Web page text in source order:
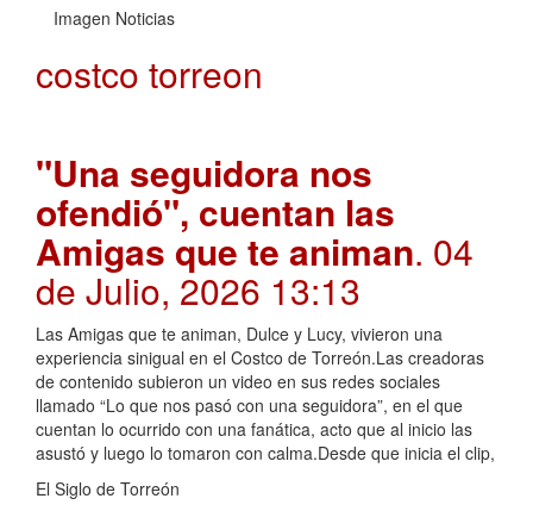
Imagen Noticias
costco torreon
"Una seguidora nos
ofendió", cuentan las
Amigas que te animan. 04
de Julio, 2026 13:13
Las Amigas que te animan, Dulce y Lucy, vivieron una
experiencia sinigual en el Costco de Torreón.Las creadoras
de contenido subieron un video en sus redes sociales
llamado “Lo que nos pasó con una seguidora”, en el que
cuentan lo ocurrido con una fanática, acto que al inicio las
asustó y luego lo tomaron con calma.Desde que inicia el clip,
El Siglo de Torreón